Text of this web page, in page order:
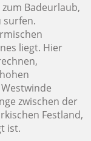
Badeurlaub,
surfen.
liegt. Hier
zwischen der
Festland,
ist.